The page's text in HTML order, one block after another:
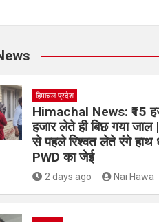
हिमाचल प्रदेश
Himachal News: ₹15
हजार लेते ही बिछ गया जाल
से पहले रिश्वत लेते रंगे हाथ
PWD का जेई
2 days ago Nai Hawa